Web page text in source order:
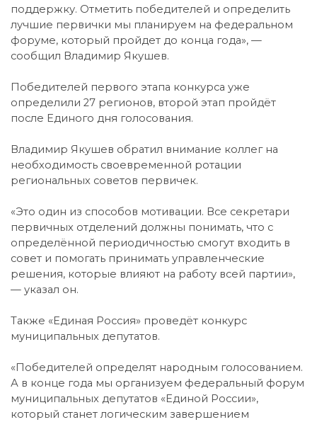
поддержку. Отметить победителей и определить
лучшие первички мы планируем на федеральном
форуме, который пройдет до конца года», —
сообщил Владимир Якушев.
Победителей первого этапа конкурса уже
определили 27 регионов, второй этап пройдёт
после Единого дня голосования.
Владимир Якушев обратил внимание коллег на
необходимость своевременной ротации
региональных советов первичек.
«Это один из способов мотивации. Все секретари
первичных отделений должны понимать, что с
определённой периодичностью смогут входить в
совет и помогать принимать управленческие
решения, которые влияют на работу всей партии»,
— указал он.
Также «Единая Россия» проведёт конкурс
муниципальных депутатов.
«Победителей определят народным голосованием.
А в конце года мы организуем федеральный форум
муниципальных депутатов «Единой России»,
который станет логическим завершением